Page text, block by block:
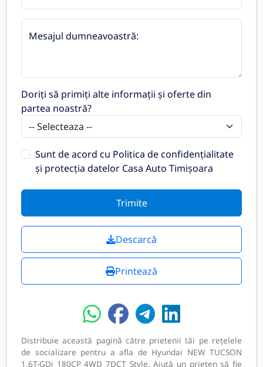
Mesajul dumneavoastră:
Doriți să primiți alte informații și oferte din
partea noastră?
Sunt de acord cu Politica de confidențialitate
și protecția datelor Casa Auto Timișoara
Trimite
Descarcă
Printează
Distribuie această pagină către prietenii tăi pe rețelele
de socializare pentru a afla de Hyundai NEW TUCSON
1.6T-GDi 180CP 4WD 7DCT Style. Ajută un prieten să fie